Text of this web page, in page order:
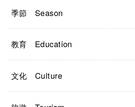
季節 Season
教育 Education
文化 Culture